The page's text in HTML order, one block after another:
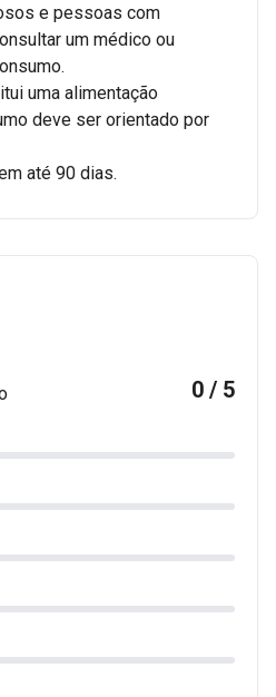
e pessoas com
um médico ou
uma alimentação
deve ser orientado por
até 90 dias.
0 / 5